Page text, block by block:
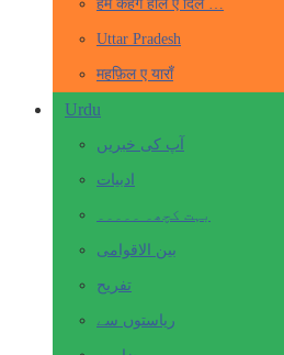
हम कहेगें हाल ए दिल …
Uttar Pradesh
महफ़िल ए याराँ
Urdu
آپ کی خبریں
ادبیات
بہت کچھ۔ ۔۔۔۔۔
بین الاقوامی
تفریح
ریاستوں سے